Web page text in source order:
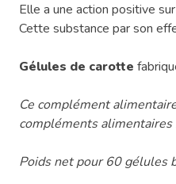
Elle a une action positive
Cette substance par son
Gélules de carotte
Ce complément
compléments
Poids net pour 60 gélules